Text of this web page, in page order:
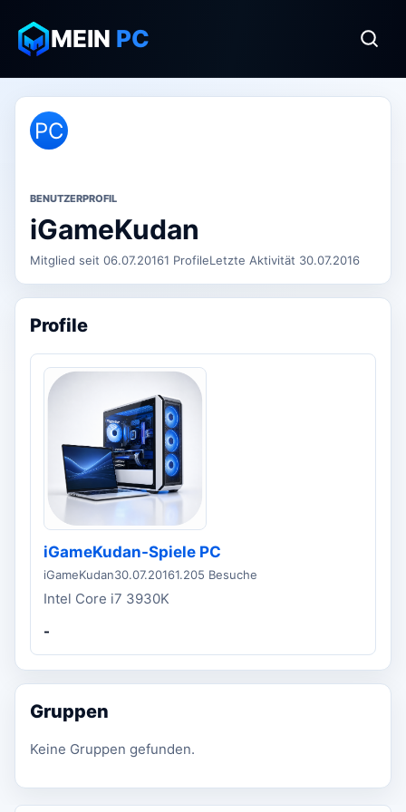
MEIN PC
PC
BENUTZERPROFIL
iGameKudan
Mitglied seit 06.07.20161 ProfileLetzte Aktivität 30.07.2016
Profile
iGameKudan-Spiele PC
iGameKudan30.07.20161.205 Besuche
Intel Core i7 3930K
-
Gruppen
Keine Gruppen gefunden.